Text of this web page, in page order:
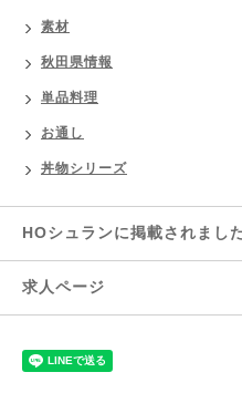
素材
秋田県情報
単品料理
お通し
丼物シリーズ
HOシュランに掲載されまし
求人ページ